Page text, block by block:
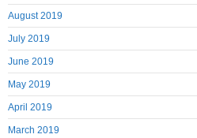
August 2019
July 2019
June 2019
May 2019
April 2019
March 2019